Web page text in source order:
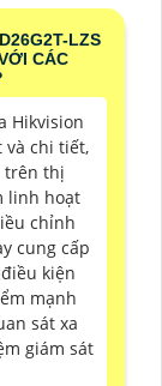
LZS
CÁC
Hikvision
và chi tiết,
trên thị
linh hoạt
chỉnh
cung cấp
kiện
mạnh
sát xa
giám sát